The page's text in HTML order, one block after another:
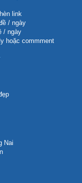
link
/ ngày
/ ngày
hoặc commment
Nai